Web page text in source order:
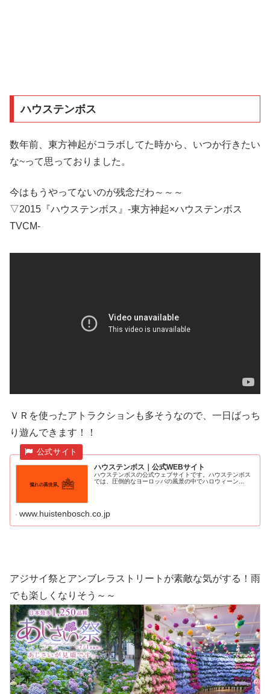
ハウステンボス
数年前、東方神起がコラボしてた時から、いつか行きたい
な~って思っておりました。
今はもうやってないのが残念だわ～～～
▽2015『ハウステンボス』-東方神起×ハウステンボス
TVCM-
ＶＲを使ったアトラクションも多そうなので、一日ばっち
り遊んできます！！
ハウステンボス｜公式WEBサイト
ハウステンボスの公式ウェブサイトです。ハウステンボス
では、圧倒的なヨーロッパの風景の中でハロウィーン...
www.huistenbosch.co.jp
アジサイ祭とアンブレラストリートが素敵な気がする！雨
でも楽しくなりそう～～